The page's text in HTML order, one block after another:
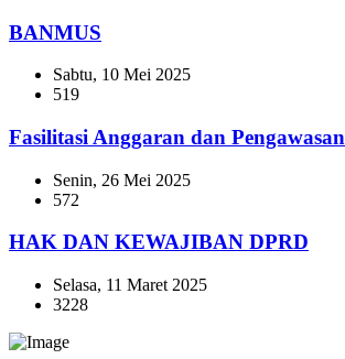
BANMUS
Sabtu, 10 Mei 2025
519
Fasilitasi Anggaran dan Pengawasan
Senin, 26 Mei 2025
572
HAK DAN KEWAJIBAN DPRD
Selasa, 11 Maret 2025
3228